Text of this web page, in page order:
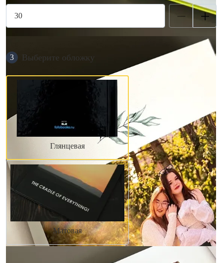
3 Выберите обложку
Глянцевая
Матовая